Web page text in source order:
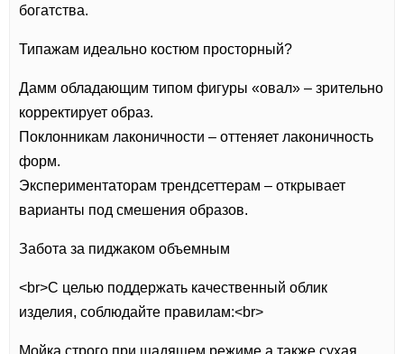
богатства.
Типажам идеально костюм просторный?
Дамм обладающим типом фигуры «овал» – зрительно
корректирует образ.
Поклонникам лаконичности – оттеняет лаконичность
форм.
Экспериментаторам трендсеттерам – открывает
варианты под смешения образов.
Забота за пиджаком объемным
<br>С целью поддержать качественный облик
изделия, соблюдайте правилам:<br>
Мойка строго при щадящем режиме а также сухая